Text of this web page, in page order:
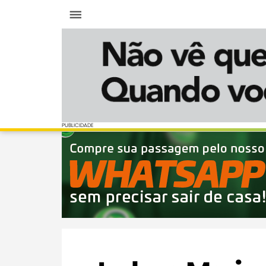
PUBLICIDADE
PUBLICIDADE